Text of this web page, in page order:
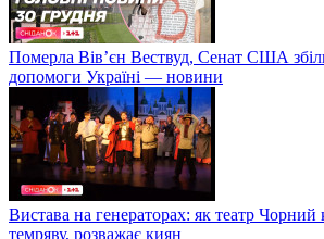
Померла Вівʼєн Вествуд, Сенат США
допомоги Україні — новини
Вистава на генераторах: як театр Чорний
темряву, розважає киян